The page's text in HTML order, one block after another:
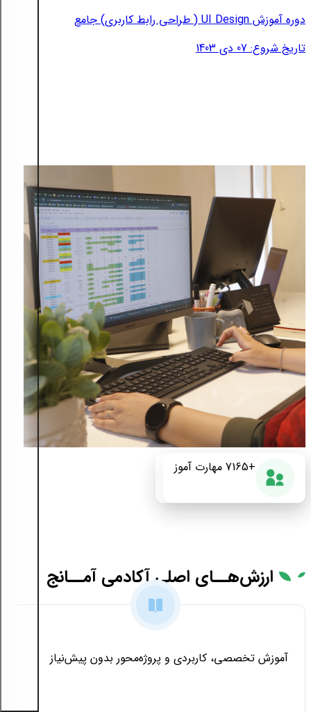
دوره آموزش UI Design ( طراحی رابط کاربری) جامع
تاریخ شروع: 07 دی 1403
+175 دوره آموزشی 87% رضایت از دوره +7165 مهارت آموز
ارزش‌هــای اصلی آکادمی آمــانج
آموزش تخصصی، کاربردی و پروژه‌محور بدون پیش‌نیاز